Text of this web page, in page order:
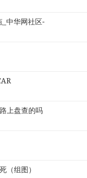
_中华网社区-
上盘查的吗
（组图）